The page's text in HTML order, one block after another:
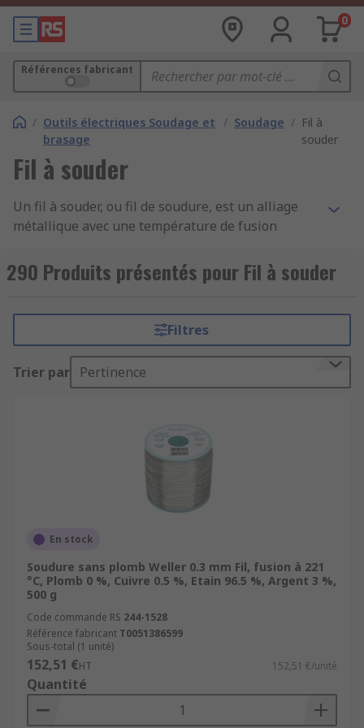
0
Références fabricant
/ Outils électriques Soudage et
brasage
/ Soudage / Fil à
souder
Fil à souder
Un fil à souder, ou fil de soudure, est un alliage
métallique avec une température de fusion
une température de fusion plus élevée sans les
altérer. C'est ce qu'on appelle le brasage. Le
abus de langage, est un processus qui intervient
couramment dans les industries électronique
pour les circuits imprimés et automobile, en
orfèvrerie et en plomberie (zinguerie,
La soudure doit être effectuée avec un fer à
souder pour un soudage à la main. Avec celui-ci
Il existe des alternatives au fil de soudure en
bobine :
les granules pour soudure qui servent en
particulier avec un creuset d'étamage pour
réaliser un bain d'étamage. Elles ne sont
pas adaptées au travail sur poste de
soudure.
les barres d'étain, toujours sous forme
d'alliage, peuvent s'avérer plus pratiques
290 Produits présentés pour Fil à souder
Filtres
Trier par Pertinence
En stock
Soudure sans plomb Weller 0.3 mm Fil, fusion à 221
°C, Plomb 0 %, Cuivre 0.5 %, Etain 96.5 %, Argent 3 %,
500 g
Code commande RS 244-1528
Référence fabricant T0051386599
Sous-total (1 unité)
152,51 €HT 152,51 €/unité
Quantité